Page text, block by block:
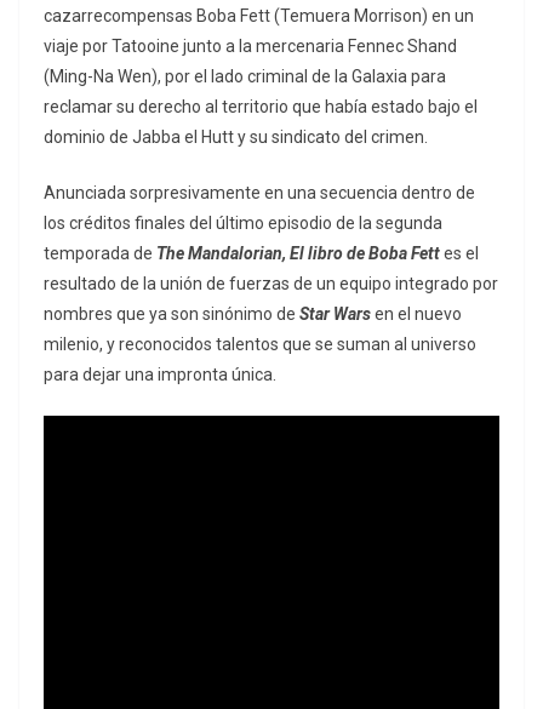
cazarrecompensas Boba Fett (Temuera Morrison) en un
viaje por Tatooine junto a la mercenaria Fennec Shand
(Ming-Na Wen), por el lado criminal de la Galaxia para
reclamar su derecho al territorio que había estado bajo el
dominio de Jabba el Hutt y su sindicato del crimen.
Anunciada sorpresivamente en una secuencia dentro de
los créditos finales del último episodio de la segunda
temporada de The Mandalorian, El libro de Boba Fettes el
resultado de la unión de fuerzas de un equipo integrado por
nombres que ya son sinónimo de Star Warsen el nuevo
milenio, y reconocidos talentos que se suman al universo
para dejar una impronta única.